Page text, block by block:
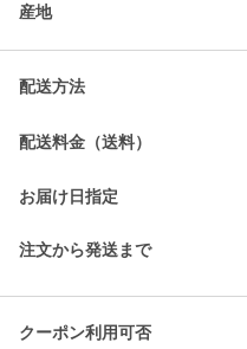
産地
配送方法
配送料金（送料）
お届け日指定
注文から発送まで
クーポン利用可否